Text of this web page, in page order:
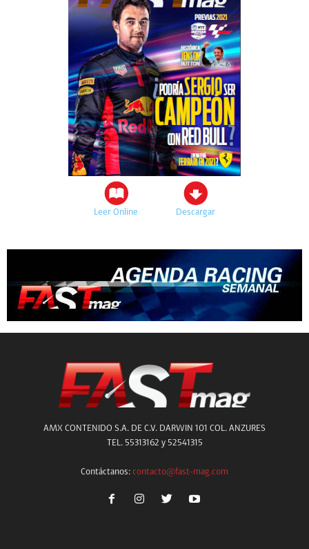
Leer Online Descargar
AMX CONTENIDO S.A. DE C.V. DARWIN 101 COL. ANZURES
TEL. 55313162 y 52541315
Contáctanos: contacto@fast-mag.com